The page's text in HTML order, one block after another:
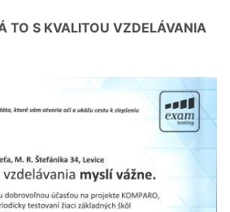
TO S KVALITOU VZDELÁVANIA